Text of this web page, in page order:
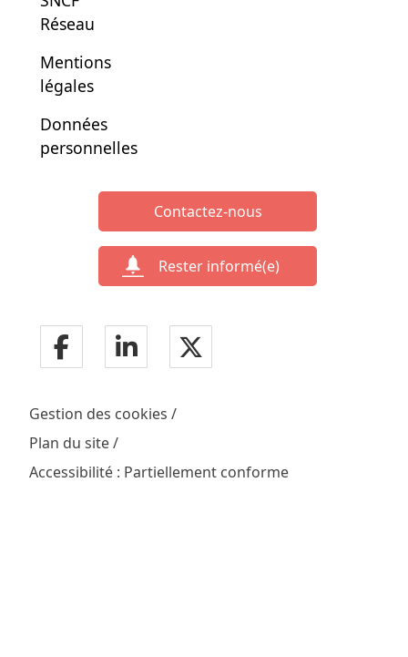
Réseau
Mentions
légales
Données
personnelles
Contactez-nous
Rester informé(e)
Gestion des cookies
Plan du site
Accessibilité : Partiellement conforme